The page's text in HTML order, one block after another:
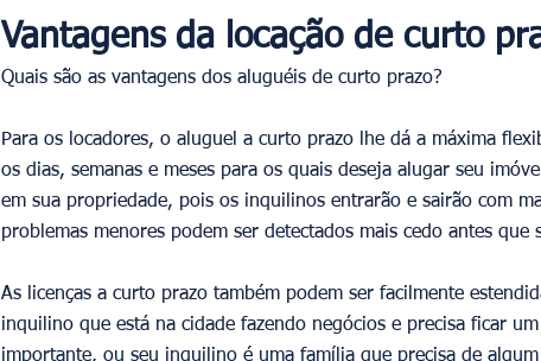
Vantagens da locação de curto
Quais são as vantagens dos aluguéis de curto prazo?
Para os locadores, o aluguel a curto prazo lhe dá a máxima
os dias, semanas e meses para os quais deseja alugar seu
em sua propriedade, pois os inquilinos entrarão e sairão com
problemas menores podem ser detectados mais cedo antes
As licenças a curto prazo também podem ser facilmente
inquilino que está na cidade fazendo negócios e precisa ficar
importante, ou seu inquilino é uma família que precisa de